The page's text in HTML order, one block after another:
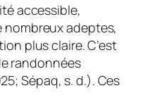
accessible,
nombreux adeptes,
plus claire. C’est
randonnées
Sépaq, s. d.). Ces